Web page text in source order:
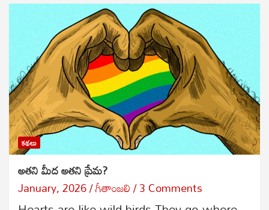
కథలు
అతని మీద అతని ప్రేమ?
January, 2026 గీతాంజలి 3 Comments